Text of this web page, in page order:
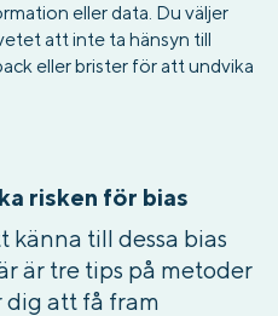
eller data. Du väljer
att inte ta hänsyn till
eller brister för att undvika
risken för bias
känna till dessa bias
är tre tips på metoder
dig att få fram